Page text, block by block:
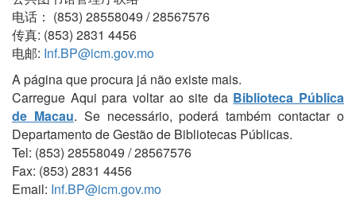
电话： (853) 28558049 / 28567576
传真: (853) 2831 4456
电邮: Inf.BP@icm.gov.mo
A página que procura já não existe mais.
Carregue Aqui para voltar ao site da Biblioteca Pública
de Macau. Se necessário, poderá também contactar o
Departamento de Gestão de Bibliotecas Públicas.
Tel: (853) 28558049 / 28567576
Fax: (853) 2831 4456
Email: Inf.BP@icm.gov.mo